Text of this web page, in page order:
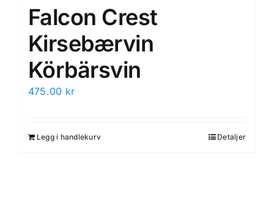
Falcon Crest
Kirsebærvin
Körbärsvin
475.00 kr
Legg i handlekurv Detaljer